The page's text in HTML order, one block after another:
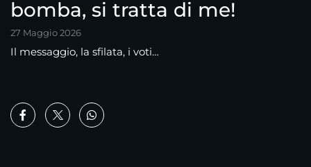
bomba, si tratta di me!
27 Maggio 2026
Il messaggio, la sfilata, i voti…